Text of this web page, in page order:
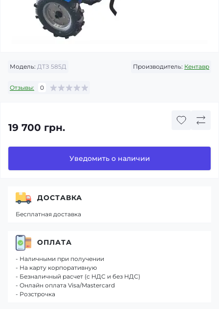
Модель: ДТЗ 585Д Производитель: Кентавр
Отзывы: 0
19 700 грн.
Уведомить о наличии
ДОСТАВКА
Бесплатная доставка
ОПЛАТА
- Наличными при получении
- На карту корпоративную
- Безналичный расчет (с НДС и без НДС)
- Онлайн оплата Visa/Mastercard
- Розстрочка